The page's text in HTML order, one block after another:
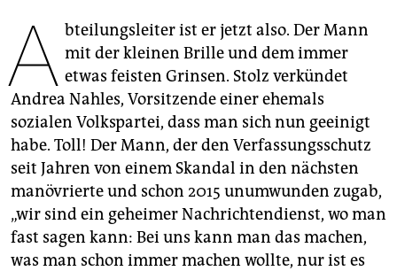
unterstützen
abo
genossenschaft
epaper login
A bteilungsleiter ist er jetzt also. Der Mann
mit der kleinen Brille und dem immer
etwas feisten Grinsen. Stolz verkündet
Andrea Nahles, Vorsitzende einer ehemals
sozialen Volkspartei, dass man sich nun geeinigt
habe. Toll! Der Mann, der den Verfassungsschutz
seit Jahren von einem Skandal in den nächsten
manövrierte und schon 2015 unumwunden zugab,
„wir sind ein geheimer Nachrichtendienst, wo man
fast sagen kann: Bei uns kann man das machen,
was man schon immer machen wollte, nur ist es